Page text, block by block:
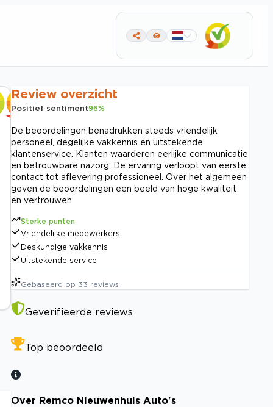
Review overzicht
Positief sentiment96%
De beoordelingen benadrukken steeds vriendelijk
personeel, degelijke vakkennis en uitstekende
klantenservice. Klanten waarderen eerlijke communicatie
en betrouwbare nazorg. De ervaring verloopt van eerste
contact tot aflevering professioneel. Over het algemeen
geven de beoordelingen een beeld van hoge kwaliteit
en vertrouwen.
Sterke punten
Vriendelijke medewerkers
Deskundige vakkennis
Uitstekende service
Gebaseerd op 33 reviews
Geverifieerde reviews
Top beoordeeld
Over Remco Nieuwenhuis Auto's